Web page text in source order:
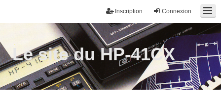
Connexion
Inscription
Le site du HP-41CX